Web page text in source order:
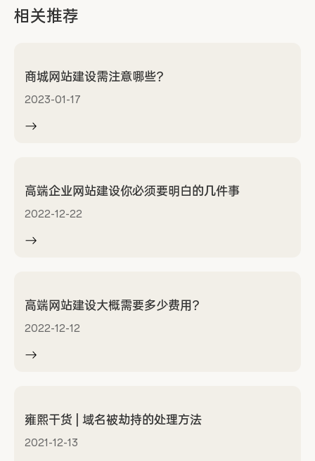
相关推荐
商城网站建设需注意哪些？
2023-01-17
高端企业网站建设你必须要明白的几件事
2022-12-22
高端网站建设大概需要多少费用？
2022-12-12
雍熙干货 | 域名被劫持的处理方法
2021-12-13